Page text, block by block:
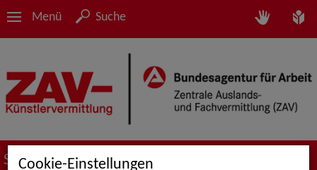
Menü Suche
Suche nach Künstler*innen
Cookie-Einstellungen